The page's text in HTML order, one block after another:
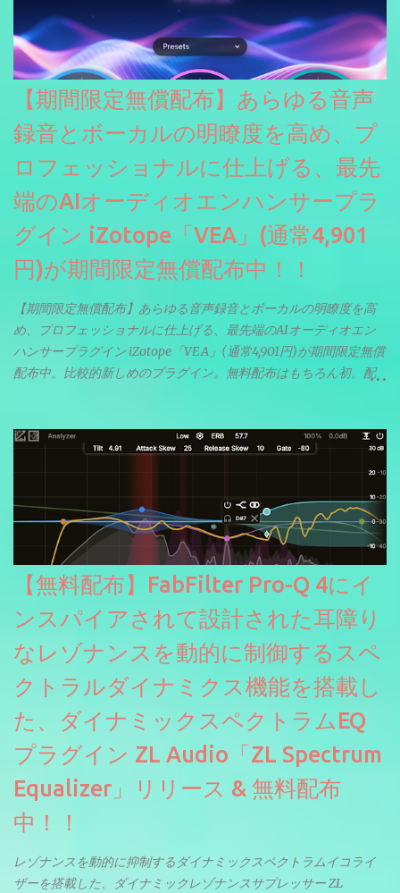
【期間限定無償配布】あらゆる音声
録音とボーカルの明瞭度を高め、プ
ロフェッショナルに仕上げる、最先
端のAIオーディオエンハンサープラ
グイン iZotope「VEA」(通常4,901
円)が期間限定無償配布中！！
【期間限定無償配布】あらゆる音声録音とボーカルの明瞭度を高
め、プロフェッショナルに仕上げる、最先端のAIオーディオエン
ハンサープラグイン iZotope「VEA」(通常4,901円)が期間限定無償
配布中。比較的新しめのプラグイン。無料配布はもちろん初。配
【無料配布】FabFilter Pro-Q 4にイ
ンスパイアされて設計された耳障り
なレゾナンスを動的に制御するスペ
クトラルダイナミクス機能を搭載し
た、ダイナミックスペクトラムEQ
プラグイン ZL Audio「ZL Spectrum
Equalizer」リリース & 無料配布
中！！
レゾナンスを動的に抑制するダイナミックスペクトラムイコライ
ザーを搭載した、ダイナミックレゾナンスサプレッサー ZL